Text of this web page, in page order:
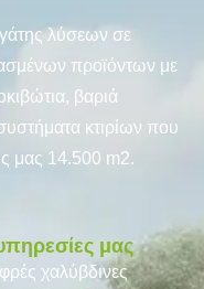
λύσεων σε
προϊόντων με
βαριά
κτιρίων που
μας 14.500 m2.
μας
χαλύβδινες